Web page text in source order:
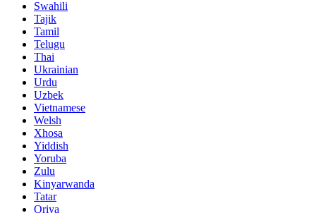
Swahili
Tajik
Tamil
Telugu
Thai
Ukrainian
Urdu
Uzbek
Vietnamese
Welsh
Xhosa
Yiddish
Yoruba
Zulu
Kinyarwanda
Tatar
Oriya